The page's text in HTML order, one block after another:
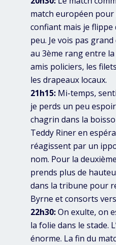
match européen pour
confiant mais je flippe
peu. Je vois pas
au 3ème rang entre
amis policiers, les
les drapeaux locaux.
21h15: Mi-temps,
je perds un peu
chagrin dans la
Teddy Riner en
réagissent par un
nom. Pour la
prends plus de
dans la tribune pour
Byrne et consorts
22h30:On exulte, on
la folie dans le stade.
énorme. La fin du